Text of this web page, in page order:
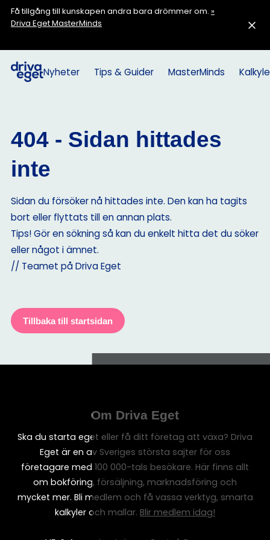
Få tillgång till kunskapen andra bara drömmer om. »
Driva Eget MasterMinds
Nyheter Tips & Guider MasterMinds
404 - Sidan hittades
inte
Sidan du försöker nå hittades inte. Den kan ha tagits
bort eller flyttats till en annan plats.
Tips! Gör en sökning så kan du enkelt hitta det du söker
eller något i ämnet.
// Teamet på Driva Eget
Tillbaka till startsidan
Om Driva Eget
Ska du starta eget eller få ditt företag att växa? Driva
Eget är en av Sveriges största sajter för oss
företagare med 100 000-tals besökare. Här finns allt
om bokföring, försäljning, marknadsföring och
mycket mer. Bli medlem och få vassa verktyg, smarta
kalkyler och mallar. Blir medlem idag!